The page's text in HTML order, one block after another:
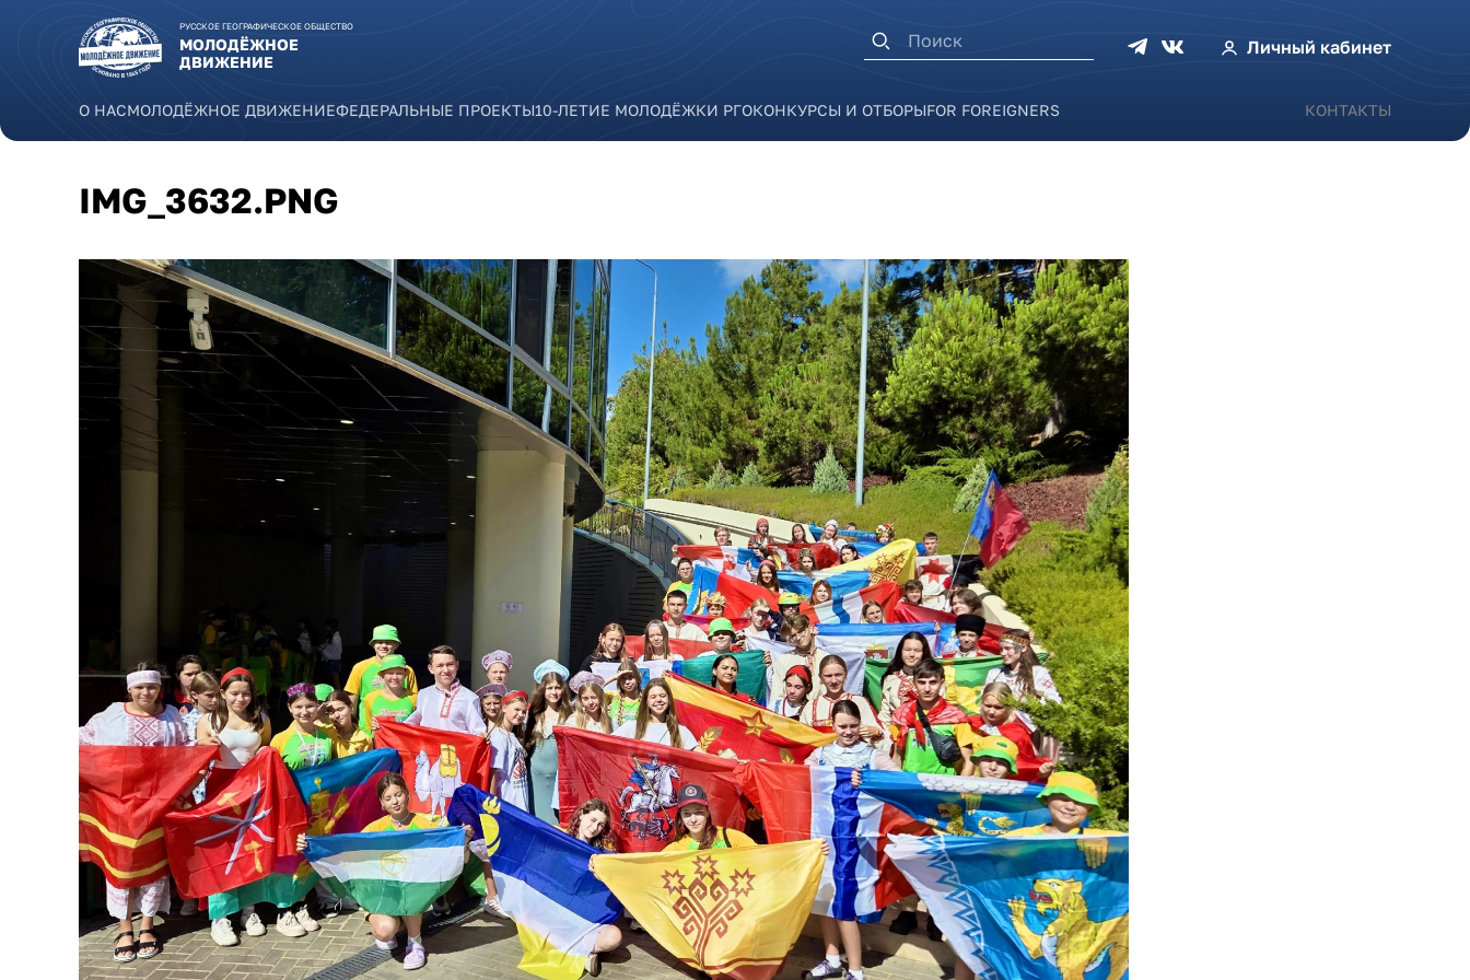
РУССКОЕ ГЕОГРАФИЧЕСКОЕ ОБЩЕСТВО
МОЛОДЁЖНОЕ
ДВИЖЕНИЕ
Личный кабинет
Форма поиска
О НАСМОЛОДЁЖНОЕ ДВИЖЕНИЕФЕДЕРАЛЬНЫЕ ПРОЕКТЫ10-ЛЕТИЕ МОЛОДЁЖКИ РГОКОНКУРСЫ И ОТБОРЫFOR FOREIGNERS КОНТАКТЫ
IMG_3632.PNG